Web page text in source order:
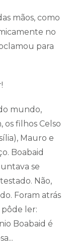
mãos, como
no
para
mundo,
os filhos Celso
Mauro e
Boabaid
se
Não,
Foram atrás
ler:
Boabaid é